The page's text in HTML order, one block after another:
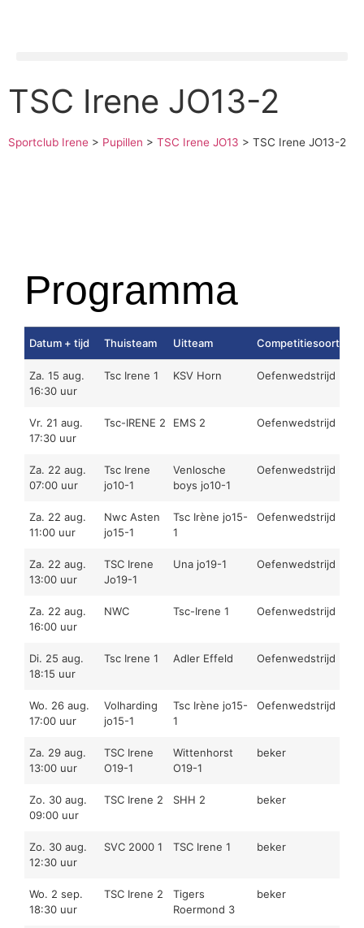
TSC Irene JO13-2
Sportclub Irene > Pupillen > TSC Irene JO13 > TSC Irene JO13-2
Programma
Datum + tijd Thuisteam Uitteam Competitiesoort
Za. 15 aug.
16:30 uur
Tsc Irene 1 KSV Horn Oefenwedstrijd
Vr. 21 aug.
17:30 uur
Tsc-IRENE 2 EMS 2 Oefenwedstrijd
Za. 22 aug.
07:00 uur
Tsc Irene
jo10-1
Venlosche
boys jo10-1
Oefenwedstrijd
Za. 22 aug.
11:00 uur
Nwc Asten
jo15-1
Tsc Irène jo15-
1
Oefenwedstrijd
Za. 22 aug.
13:00 uur
TSC Irene
Jo19-1
Una jo19-1 Oefenwedstrijd
Za. 22 aug.
16:00 uur
NWC Tsc-Irene 1 Oefenwedstrijd
Di. 25 aug.
18:15 uur
Tsc Irene 1 Adler Effeld Oefenwedstrijd
Wo. 26 aug.
17:00 uur
Volharding
jo15-1
Tsc Irène jo15-
1
Oefenwedstrijd
Za. 29 aug.
13:00 uur
TSC Irene
O19-1
Wittenhorst
O19-1
beker
Zo. 30 aug.
09:00 uur
TSC Irene 2 SHH 2 beker
Zo. 30 aug.
12:30 uur
SVC 2000 1 TSC Irene 1 beker
Wo. 2 sep.
18:30 uur
TSC Irene 2
Tigers
Roermond 3
beker